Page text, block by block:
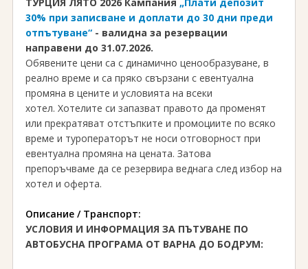
30% при записване и доплати до 30 дни преди
отпътуване“ - валидна за резервации
направени до 31.07.2026.
Обявените цени са с динамично ценообразуване, в
реално време и са пряко свързани с евентуална
промяна в цените и условията на всеки
хотел. Хотелите си запазват правото да променят
или прекратяват отстъпките и промоциите по всяко
време и туроператорът не носи отговорност при
евентуална промяна на цената. Затова
препоръчваме да се резервира веднага след избор на
хотел и оферта.
Описание / Транспорт:
УСЛОВИЯ И ИНФОРМАЦИЯ ЗА ПЪТУВАНЕ ПО
АВТОБУСНА ПРОГРАМА ОТ ВАРНА ДО БОДРУМ: